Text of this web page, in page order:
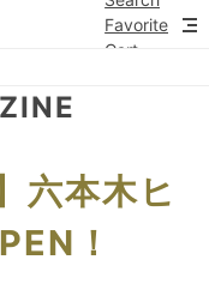
Favorite
Cart
六本木ヒ
！